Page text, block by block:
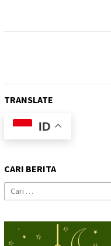
TRANSLATE
ID
CARI BERITA
Cari
untuk: